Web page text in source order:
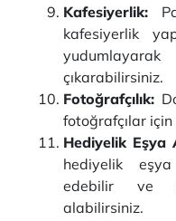
Kafesiyerlik:
kafesiyerlik
çıkarabilirsiniz.
Fotoğrafçılık:
fotoğrafçılar için
Hediyelik Eşya
hediyelik
edebilir ve
alabilirsiniz.